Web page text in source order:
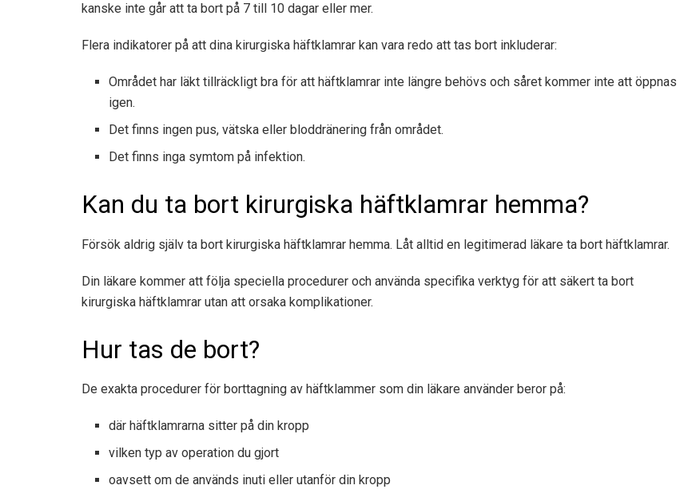
kanske inte går att ta bort på 7 till 10 dagar eller mer.
Flera indikatorer på att dina kirurgiska häftklamrar kan vara redo att tas bort inkluderar:
Området har läkt tillräckligt bra för att häftklamrar inte längre behövs och såret kommer inte att öppnas
igen.
Det finns ingen pus, vätska eller bloddränering från området.
Det finns inga symtom på infektion.
Kan du ta bort kirurgiska häftklamrar hemma?
Försök aldrig själv ta bort kirurgiska häftklamrar hemma. Låt alltid en legitimerad läkare ta bort häftklamrar.
Din läkare kommer att följa speciella procedurer och använda specifika verktyg för att säkert ta bort
kirurgiska häftklamrar utan att orsaka komplikationer.
Hur tas de bort?
De exakta procedurer för borttagning av häftklammer som din läkare använder beror på:
där häftklamrarna sitter på din kropp
vilken typ av operation du gjort
oavsett om de används inuti eller utanför din kropp